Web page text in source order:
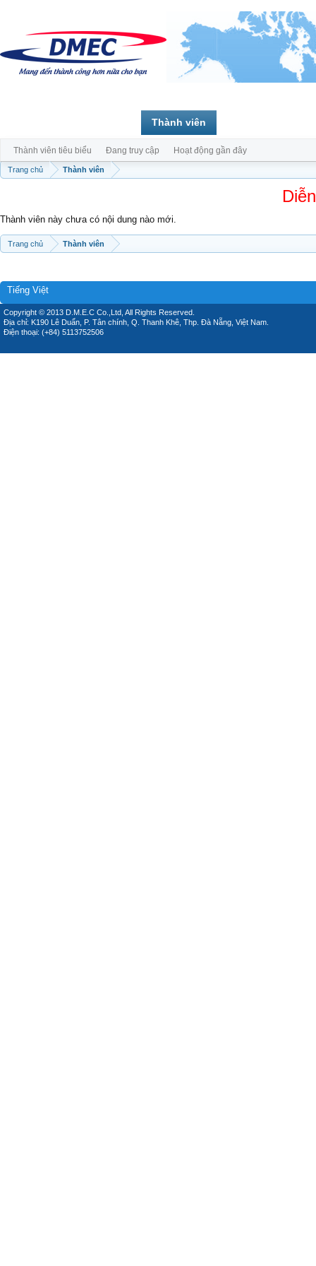
Trang chủ Thành viên
Thành viên này chưa có nội dung nào mới.
Trang chủ Thành viên
Thành viên
Thành viên tiêu biểu Đang truy cập Hoạt động gần đây
Tiếng Việt
Copyright © 2013 D.M.E.C Co.,Ltd, All Rights Reserved.
Địa chỉ: K190 Lê Duẩn, P. Tân chính, Q. Thanh Khê, Thp. Đà Nẵng, Việt Nam.
Điện thoại: (+84) 5113752506